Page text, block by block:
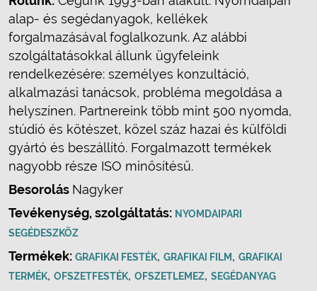
alap- és segédanyagok, kellékek
forgalmazásával foglalkozunk. Az alábbi
szolgáltatásokkal állunk ügyfeleink
rendelkezésére: személyes konzultáció,
alkalmazási tanácsok, probléma megoldása a
helyszínen. Partnereink több mint 500 nyomda,
stúdió és kötészet, közel száz hazai és külföldi
gyártó és beszállító. Forgalmazott termékek
nagyobb része ISO minősítésű.
Besorolás Nagyker
Tevékenység, szolgáltatás: NYOMDAIPARI
SEGÉDESZKÖZ
Termékek: GRAFIKAI FESTÉK, GRAFIKAI FILM, GRAFIKAI
TERMÉK, OFSZETFESTÉK, OFSZETLEMEZ, SEGÉDANYAG